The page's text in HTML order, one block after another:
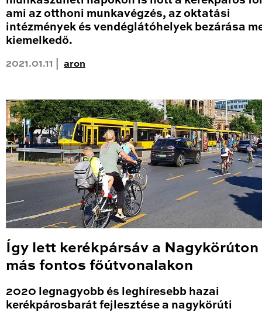
ami az otthoni munkavégzés, az oktatási
intézmények és vendéglátóhelyek bezárása
kiemelkedő.
2021.01.11 | aron
Így lett kerékpársáv a Nagykörúton
más fontos főútvonalakon
2020 legnagyobb és leghíresebb hazai
kerékpárosbarát fejlesztése a nagykörúti